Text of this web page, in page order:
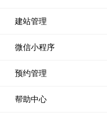
建站管理
微信小程序
预约管理
帮助中心